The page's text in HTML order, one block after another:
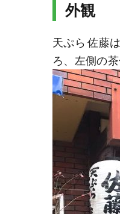
外観
天ぷら 佐藤
ろ、左側の